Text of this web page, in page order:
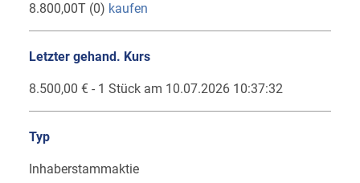
8.800,00T (0) kaufen
Letzter gehand. Kurs
8.500,00 € - 1 Stück am 10.07.2026 10:37:32
Typ
Inhaberstammaktie